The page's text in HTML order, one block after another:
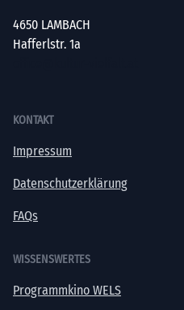
4650 LAMBACH
Hafferlstr. 1a
KONTAKT
Impressum
Datenschutzerklärung
FAQs
WISSENSWERTES
Programmkino WELS